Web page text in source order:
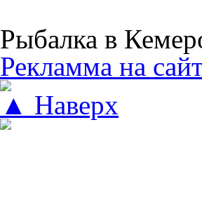
Рыбалка в
Рекламма на
▲ Наверх